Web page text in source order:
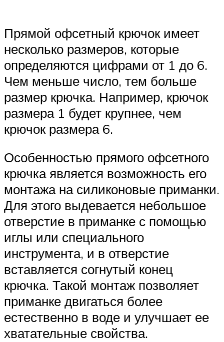
Прямой офсетный крючок имеет
несколько размеров, которые
определяются цифрами от 1 до 6.
Чем меньше число, тем больше
размер крючка. Например, крючок
размера 1 будет крупнее, чем
крючок размера 6.
Особенностью прямого офсетного
крючка является возможность его
монтажа на силиконовые приманки.
Для этого выдевается небольшое
отверстие в приманке с помощью
иглы или специального
инструмента, и в отверстие
вставляется согнутый конец
крючка. Такой монтаж позволяет
приманке двигаться более
естественно в воде и улучшает ее
хватательные свойства.